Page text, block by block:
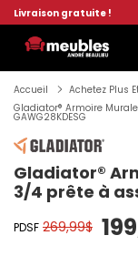
Livraison gratuite !
Accueil
Achetez Plus
Gladiator® Armoire
GAWG28KDESG
Gladiator®
3/4 prête à
PDSF 269,99$